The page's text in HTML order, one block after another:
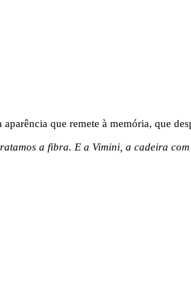
que remete à memória, que
a fibra. E a Vimini, a cadeira